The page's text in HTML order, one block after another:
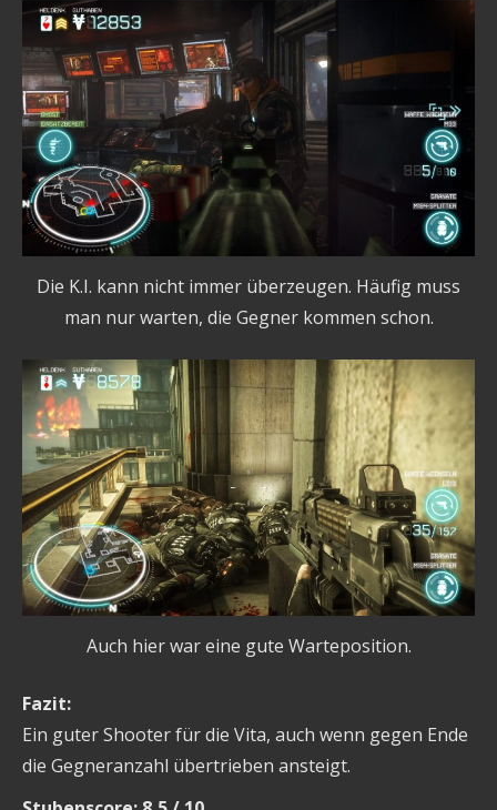
Die K.I. kann nicht immer überzeugen. Häufig muss
man nur warten, die Gegner kommen schon.
Auch hier war eine gute Warteposition.
Fazit:
Ein guter Shooter für die Vita, auch wenn gegen Ende
die Gegneranzahl übertrieben ansteigt.